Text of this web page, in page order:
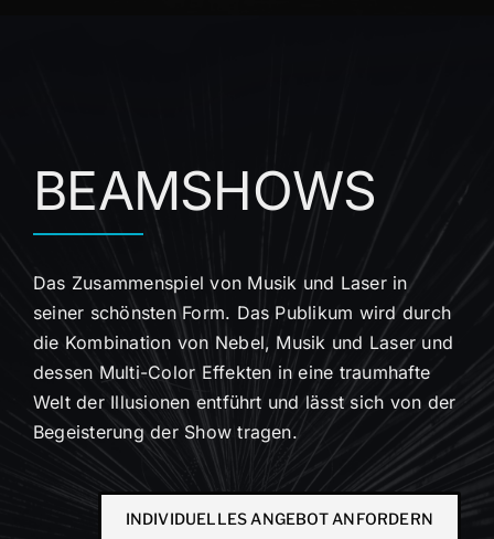
BEAMSHOWS
Das Zusammenspiel von Musik und Laser in
seiner schönsten Form. Das Publikum wird durch
die Kombination von Nebel, Musik und Laser und
dessen Multi-Color Effekten in eine traumhafte
Welt der Illusionen entführt und lässt sich von der
Begeisterung der Show tragen.
INDIVIDUELLES ANGEBOT ANFORDERN